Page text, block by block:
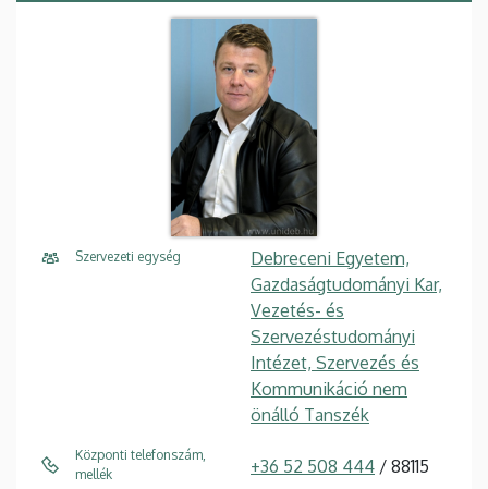
Szervezeti egység
Debreceni Egyetem,
Gazdaságtudományi Kar,
Vezetés- és
Szervezéstudományi
Intézet, Szervezés és
Kommunikáció nem
önálló Tanszék
Központi telefonszám,
mellék
+36 52 508 444 / 88115